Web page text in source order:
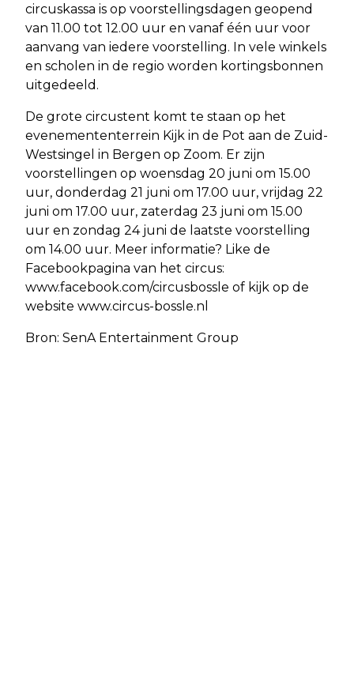
circuskassa is op voorstellingsdagen geopend
van 11.00 tot 12.00 uur en vanaf één uur voor
aanvang van iedere voorstelling. In vele winkels
en scholen in de regio worden kortingsbonnen
uitgedeeld.
De grote circustent komt te staan op het
evenemententerrein Kijk in de Pot aan de Zuid-
Westsingel in Bergen op Zoom. Er zijn
voorstellingen op woensdag 20 juni om 15.00
uur, donderdag 21 juni om 17.00 uur, vrijdag 22
juni om 17.00 uur, zaterdag 23 juni om 15.00
uur en zondag 24 juni de laatste voorstelling
om 14.00 uur. Meer informatie? Like de
Facebookpagina van het circus:
www.facebook.com/circusbossle of kijk op de
website www.circus-bossle.nl
Bron: SenA Entertainment Group